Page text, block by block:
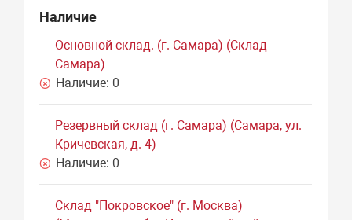
Наличие
Основной склад. (г. Самара) (Склад
Самара)
Наличие: 0
Резервный склад (г. Самара) (Самара, ул.
Кричевская, д. 4)
Наличие: 0
Склад "Покровское" (г. Москва)